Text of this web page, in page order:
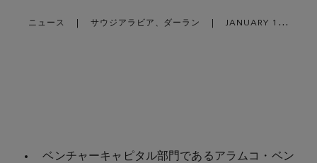
ニュース サウジアラビア、ダーラン
JANUARY 17,
ベンチャーキャピタル部門であるアラムコ・ベン